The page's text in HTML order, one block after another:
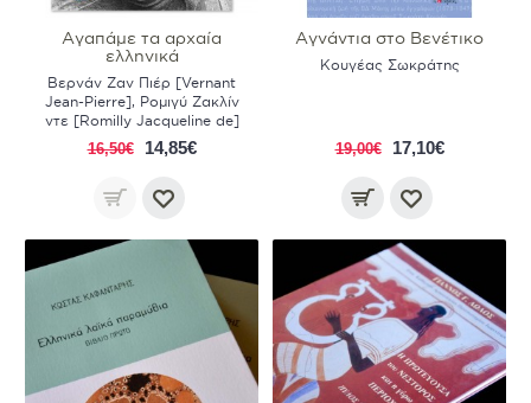
Αγαπάμε τα αρχαία
ελληνικά
Βερνάν Ζαν Πιέρ [Vernant
Jean-Pierre], Ρομιγύ Ζακλίν
ντε [Romilly Jacqueline de]
16,50€ 14,85€
Αγνάντια στο Βενέτικο
Κουγέας Σωκράτης
19,00€ 17,10€